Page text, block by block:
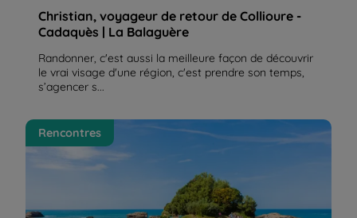
Christian, voyageur de retour de Collioure -
Cadaquès | La Balaguère
Randonner, c'est aussi la meilleure façon de découvrir
le vrai visage d'une région, c'est prendre son temps,
s’agencer s...
La Côte Basque, entre randonnées et gastronomie !
| La Balaguère
Rencontres